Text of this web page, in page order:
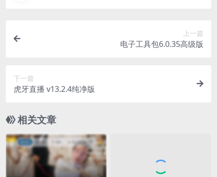
上一篇
电子工具包6.0.35高级版
下一篇
虎牙直播 v13.2.4纯净版
相关文章